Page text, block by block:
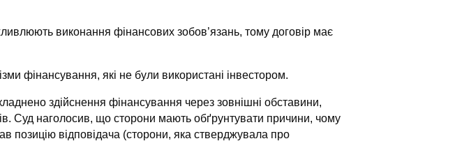
виконання фінансових зобов’язань, тому договір має
фінансування, які не були використані інвестором.
здійснення фінансування через зовнішні обставини,
Суд наголосив, що сторони мають обґрунтувати причини, чому
позицію відповідача (сторони, яка стверджувала про